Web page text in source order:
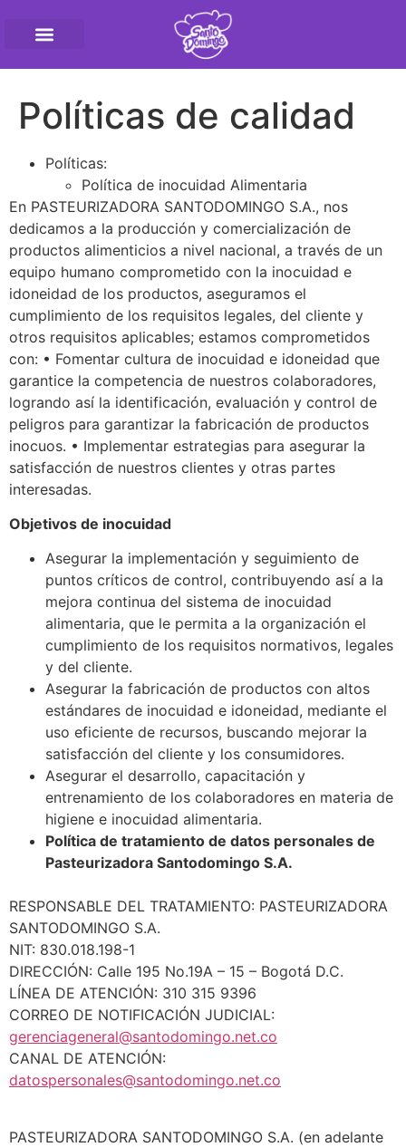
Pasteurizadora
Políticas de calidad
Políticas:
Política de inocuidad Alimentaria
En PASTEURIZADORA SANTODOMINGO S.A., nos
dedicamos a la producción y comercialización de
productos alimenticios a nivel nacional, a través de un
equipo humano comprometido con la inocuidad e
idoneidad de los productos, aseguramos el
cumplimiento de los requisitos legales, del cliente y
otros requisitos aplicables; estamos comprometidos
con: • Fomentar cultura de inocuidad e idoneidad que
garantice la competencia de nuestros colaboradores,
logrando así la identificación, evaluación y control de
peligros para garantizar la fabricación de productos
inocuos. • Implementar estrategias para asegurar la
satisfacción de nuestros clientes y otras partes
interesadas.
Objetivos de inocuidad
Asegurar la implementación y seguimiento de
puntos críticos de control, contribuyendo así a la
mejora continua del sistema de inocuidad
alimentaria, que le permita a la organización el
cumplimiento de los requisitos normativos, legales
y del cliente.
Asegurar la fabricación de productos con altos
estándares de inocuidad e idoneidad, mediante el
uso eficiente de recursos, buscando mejorar la
satisfacción del cliente y los consumidores.
Asegurar el desarrollo, capacitación y
entrenamiento de los colaboradores en materia de
higiene e inocuidad alimentaria.
Política de tratamiento de datos personales de
Pasteurizadora Santodomingo S.A.
RESPONSABLE DEL TRATAMIENTO: PASTEURIZADORA
SANTODOMINGO S.A.
NIT: 830.018.198-1
DIRECCIÓN: Calle 195 No.19A – 15 – Bogotá D.C.
LÍNEA DE ATENCIÓN: 310 315 9396
CORREO DE NOTIFICACIÓN JUDICIAL:
gerenciageneral@santodomingo.net.co
CANAL DE ATENCIÓN:
datospersonales@santodomingo.net.co
PASTEURIZADORA SANTODOMINGO S.A. (en adelante